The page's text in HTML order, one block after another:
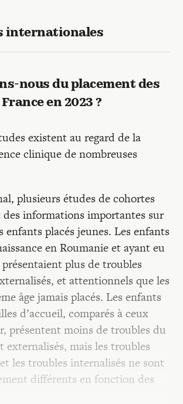
internationales
nous du placement des
en 2023 ?
existent au regard de la
clinique de nombreuses
plusieurs études de cohortes
informations importantes sur
enfants placés jeunes. Les enfants
en Roumanie et ayant eu
présentaient plus de troubles
et attentionnels que les
âge jamais placés. Les enfants
d’accueil, comparés à ceux
présentent moins de troubles du
externalisés, mais les troubles
les troubles internalisés ne sont
différents en fonction des